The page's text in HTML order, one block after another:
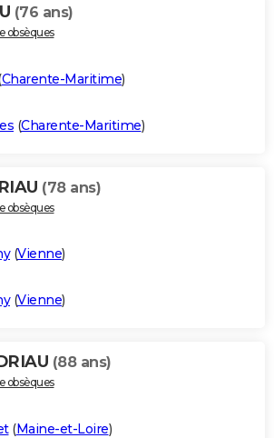
(76 ans)
obsèques
Charente-Maritime)
(Charente-Maritime)
(78 ans)
obsèques
(Vienne)
(Vienne)
(88 ans)
obsèques
(Maine-et-Loire)